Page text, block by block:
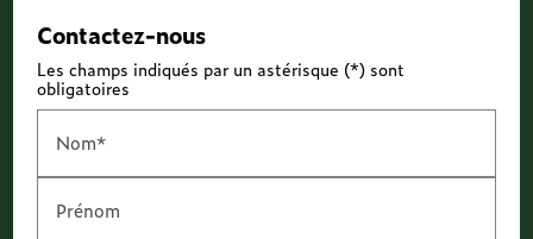
Contactez-nous
Les champs indiqués par un astérisque (*) sont
obligatoires
Nom*
Prénom